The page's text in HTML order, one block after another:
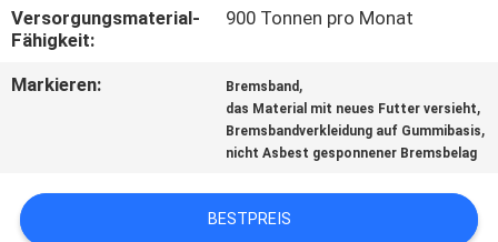
FORDERN
SIE EIN
SITEMAP
Versorgungsmaterial-
Fähigkeit:
900 Tonnen pro Monat
Markieren: Bremsband ,
das Material mit neues Futter versieht,
Bremsbandverkleidung auf Gummibasis,
nicht Asbest gesponnener Bremsbelag
BESTPREIS